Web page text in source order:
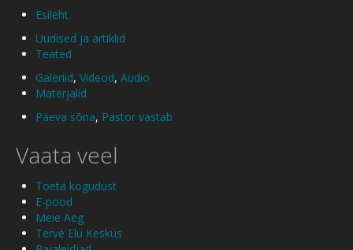
Esileht
Uudised ja artiklid
Teated
Galeriid, Videod, Audio
Materjalid
Päeva sõna, Pastor vastab
Vaata veel
Toeta kogudust
E-pood
Meie Aeg
Terve Elu Keskus